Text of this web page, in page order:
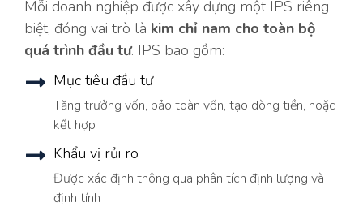
Mỗi doanh nghiệp được xây dựng một IPS riêng
biệt, đóng vai trò là kim chỉ nam cho toàn bộ
quá trình đầu tư. IPS bao gồm:
Mục tiêu đầu tư
Tăng trưởng vốn, bảo toàn vốn, tạo dòng tiền, hoặc
kết hợp
Khẩu vị rủi ro
Được xác định thông qua phân tích định lượng và
định tính